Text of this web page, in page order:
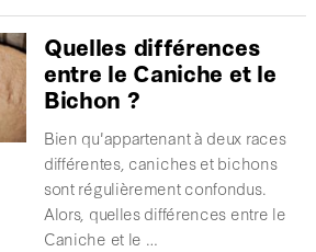
Quelles différences
entre le Caniche et le
Bichon ?
Bien qu'appartenant à deux races
différentes, caniches et bichons
sont régulièrement confondus.
Alors, quelles différences entre le
Caniche et le …